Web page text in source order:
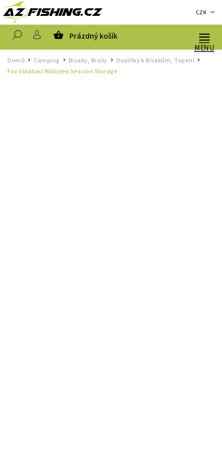
CZK
Prázdný košík
Domů / Camping Bivaky, Brolly Doplňky k Bivakům, Topení /
Fox Skládací Nábytek Session Storage